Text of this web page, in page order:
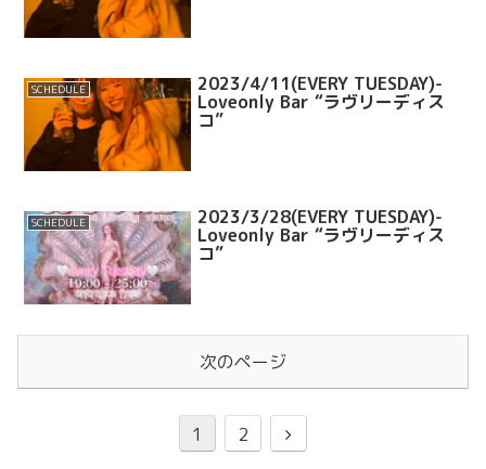
SCHEDULE 2023/4/11(EVERY TUESDAY)-
Loveonly Bar “ラヴリーディス
コ”
SCHEDULE 2023/3/28(EVERY TUESDAY)-
Loveonly Bar “ラヴリーディス
コ”
次のページ
1 2